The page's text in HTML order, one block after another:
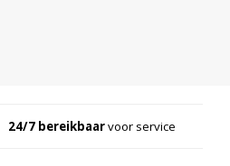
24/7 bereikbaarvoor service